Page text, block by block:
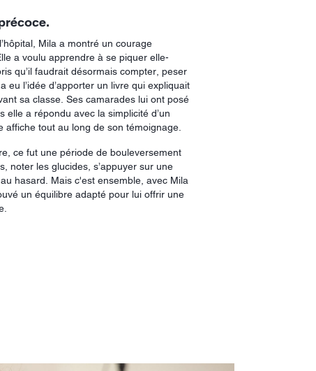
Mila a montré un courage
a voulu apprendre à se piquer elle-
qu’il faudrait désormais compter, peser
eu l’idée d’apporter un livre qui expliquait
sa classe. Ses camarades lui ont posé
elle a répondu avec la simplicité d’un
affiche tout au long de son témoignage.
ce fut une période de bouleversement
noter les glucides, s’appuyer sur une
hasard. Mais c'est ensemble, avec Mila
un équilibre adapté pour lui offrir une